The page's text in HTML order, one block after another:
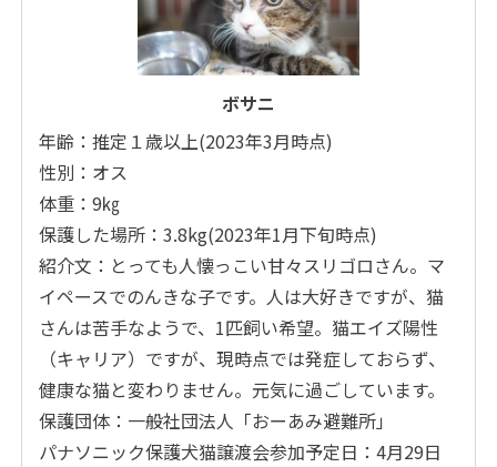
ボサニ
年齢：推定１歳以上(2023年3月時点)
性別：オス
体重：9㎏
保護した場所：3.8kg(2023年1月下旬時点)
紹介文：とっても人懐っこい甘々スリゴロさん。マ
イペースでのんきな子です。人は大好きですが、猫
さんは苦手なようで、1匹飼い希望。猫エイズ陽性
（キャリア）ですが、現時点では発症しておらず、
健康な猫と変わりません。元気に過ごしています。
保護団体：一般社団法人「おーあみ避難所」
パナソニック保護犬猫譲渡会参加予定日：4月29日